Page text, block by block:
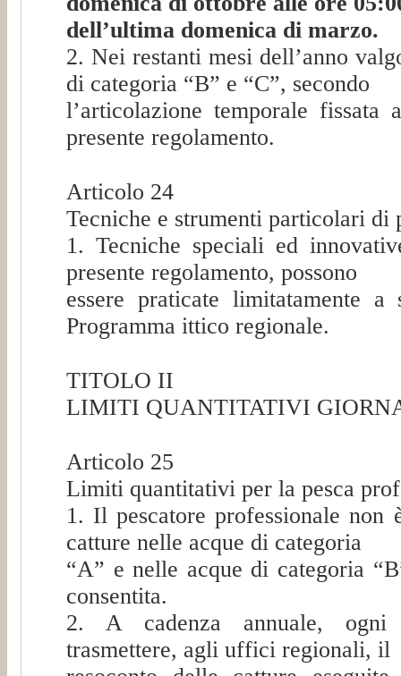
dell’ultima domenica di marzo.
2. Nei restanti mesi dell’anno
di categoria “B” e “C”, secondo
l’articolazione temporale
presente regolamento.
Articolo 24
Tecniche e strumenti particolari di
1. Tecniche speciali ed
presente regolamento, possono
essere praticate limitatamente
Programma ittico regionale.
TITOLO II
LIMITI QUANTITATIVI
Articolo 25
Limiti quantitativi per la pesca
1. Il pescatore professionale
catture nelle acque di categoria
“A” e nelle acque di categoria
consentita.
2. A cadenza annuale, ogni
trasmettere, agli uffici regionali, il